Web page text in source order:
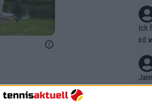
Ich
ird
r in
em